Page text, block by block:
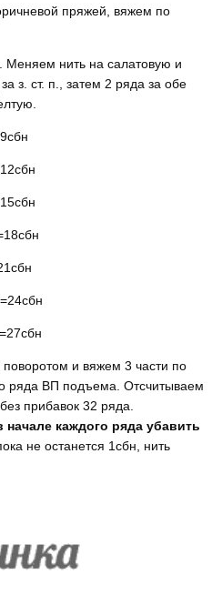
пряжей, вяжем по
Меняем нить на салатовую и
з. ст. п., затем 2 ряда за обе
и вяжем 3 части по
ряда ВП подъема. Отсчитываем
прибавок 32 ряда.
каждого ряда убавить
не останется 1сбн, нить